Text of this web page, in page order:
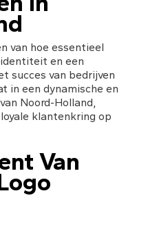
van hoe essentieel
en een
succes van bedrijven
in een dynamische en
Noord-Holland,
klantenkring op
Van